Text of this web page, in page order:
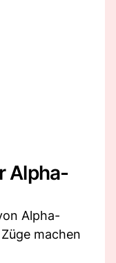
Alpha-
Alpha-
machen